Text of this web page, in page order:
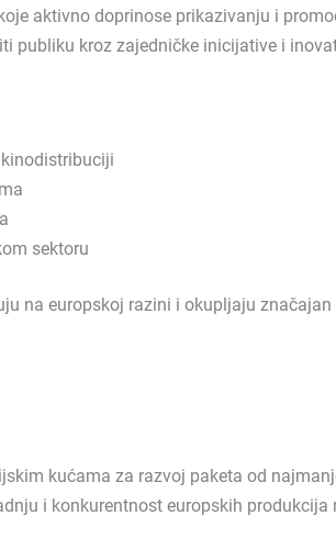
aktivno doprinose prikazivanju i
publiku kroz zajedničke inicijative i
sektoru
na europskoj razini i okupljaju
kućama za razvoj paketa od
i konkurentnost europskih